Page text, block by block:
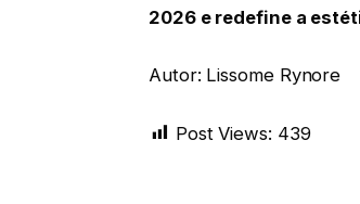
2026 e redefine a
Autor: Lissome Rynore
Post Views: 439